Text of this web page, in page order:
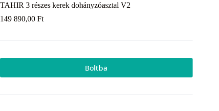
TAHIR 3 részes kerek dohányzóasztal V2
149 890,00 Ft
Boltba